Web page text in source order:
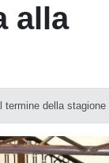
alla
della stagione